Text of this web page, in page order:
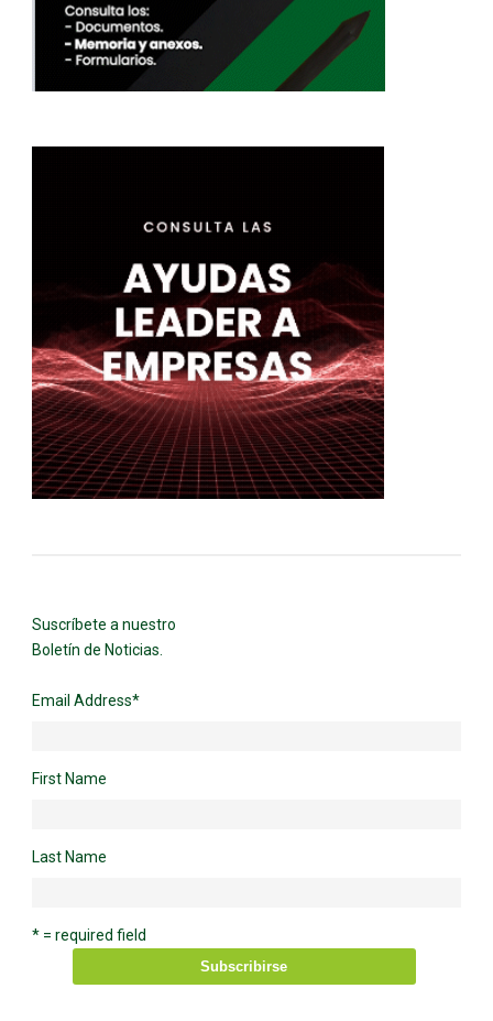
Suscríbete a nuestro
Boletín de Noticias.
Email Address*
First Name
Last Name
* = required field